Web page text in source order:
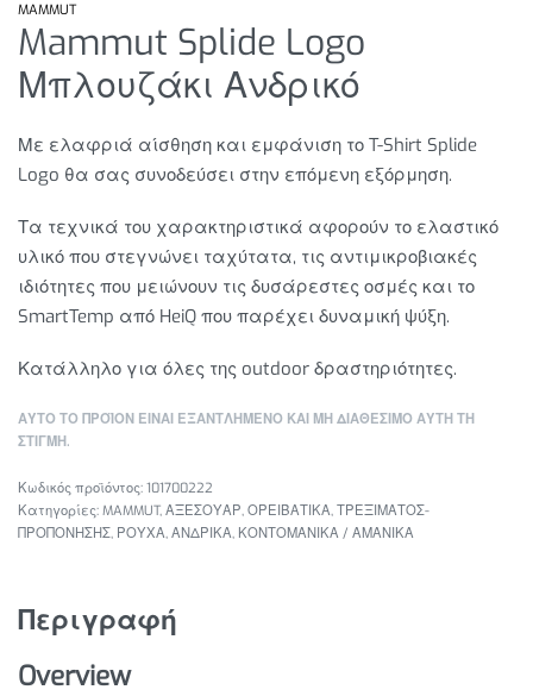
MAMMUT
Mammut Splide Logo
Μπλουζάκι Ανδρικό
Με ελαφριά αίσθηση και εμφάνιση το T-Shirt Splide
Logo θα σας συνοδεύσει στην επόμενη εξόρμηση.
Τα τεχνικά του χαρακτηριστικά αφορούν το ελαστικό
υλικό που στεγνώνει ταχύτατα, τις αντιμικροβιακές
ιδιότητες που μειώνουν τις δυσάρεστες οσμές και το
SmartTemp από HeiQ που παρέχει δυναμική ψύξη.
Κατάλληλο για όλες της outdoor δραστηριότητες.
ΑΥΤΌ ΤΟ ΠΡΟΪΌΝ ΕΊΝΑΙ ΕΞΑΝΤΛΗΜΈΝΟ ΚΑΙ ΜΉ ΔΙΑΘΈΣΙΜΟ ΑΥΤΉ ΤΗ
ΣΤΙΓΜΉ.
101700222
Κατηγορίες: MAMMUT, ΑΞΕΣΟΥΑΡ, ΟΡΕΙΒΑΤΙΚΑ, ΤΡΕΞΙΜΑΤΟΣ-
ΠΡΟΠΟΝΗΣΗΣ, ΡΟΥΧΑ, ΑΝΔΡΙΚΑ, ΚΟΝΤΟΜΑΝΙΚΑ / ΑΜΑΝΙΚΑ
Περιγραφή
Overview